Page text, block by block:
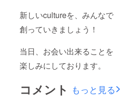
新しいcultureを、みんなで
創っていきましょう！
当日、お会い出来ることを
楽しみにしております。
コメント もっと見る